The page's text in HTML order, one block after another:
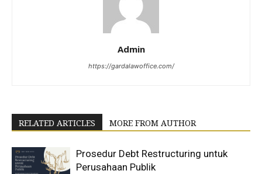
Admin
https://gardalawoffice.com/
RELATED ARTICLES MORE FROM AUTHOR
Prosedur Debt Restructuring untuk
Perusahaan Publik